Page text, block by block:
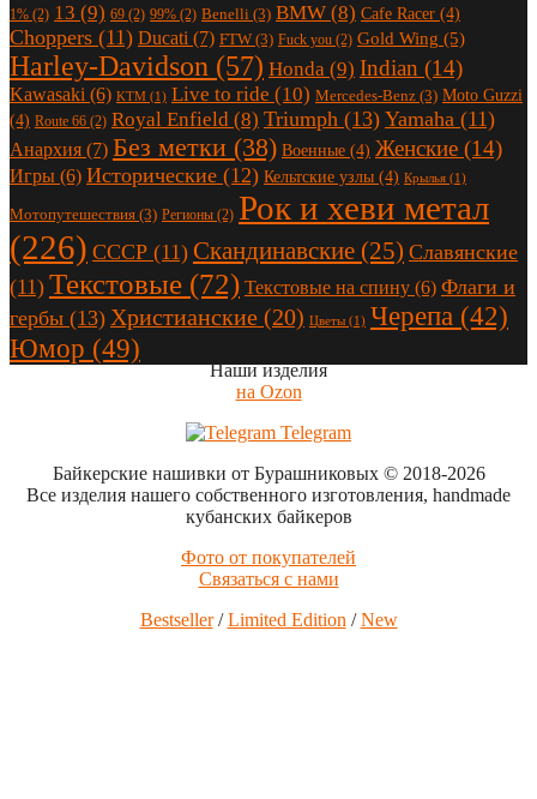
1% (2) 13 (9) 69 (2) 99% (2) Benelli (3) BMW (8) Cafe Racer (4)
Choppers (11) Ducati (7) FTW (3) Fuck you (2) Gold Wing (5)
Harley-Davidson (57) Honda (9) Indian (14)
Kawasaki (6) KTM (1) Live to ride (10) Mercedes-Benz (3) Moto Guzzi
(4) Route 66 (2) Royal Enfield (8) Triumph (13) Yamaha (11)
Анархия (7) Без метки (38) Военные (4) Женские (14)
Игры (6) Исторические (12) Кельтские узлы (4) Крылья (1)
Мотопутешествия (3) Регионы (2) Рок и хеви метал
(226) СССР (11) Скандинавские (25) Славянские
(11) Текстовые (72) Текстовые на спину (6) Флаги и
гербы (13) Христианские (20) Цветы (1) Черепа (42)
Юмор (49)
Наши изделия
на Ozon
Telegram
Байкерские нашивки от Бурашниковых© 2018-2026
Все изделия нашего собственного изготовления, handmade
кубанских байкеров
Фото от покупателей
Связаться с нами
Bestseller/Limited Edition /New